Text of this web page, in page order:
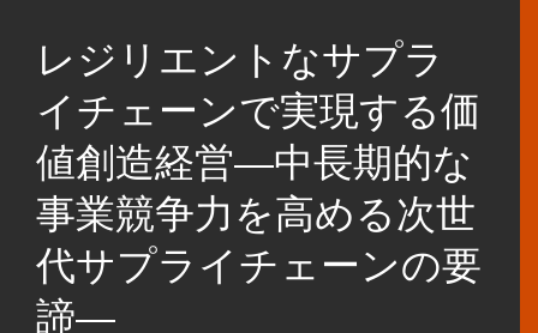
レジリエントなサプラ
イチェーンで実現する価
値創造経営―中長期的な
事業競争力を高める次世
代サプライチェーンの要
諦―